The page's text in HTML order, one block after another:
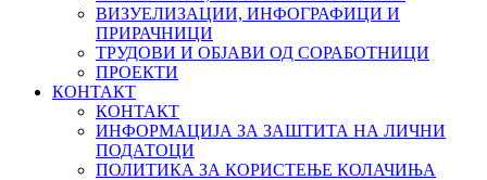
ВИЗУЕЛИЗАЦИИ, ИНФОГРАФИЦИ И
ПРИРАЧНИЦИ
ТРУДОВИ И ОБЈАВИ ОД СОРАБОТНИЦИ
ПРОЕКТИ
КОНТАКТ
КОНТАКТ
ИНФОРМАЦИЈА ЗА ЗАШТИТА НА ЛИЧНИ
ПОДАТОЦИ
ПОЛИТИКА ЗА КОРИСТЕЊЕ КОЛАЧИЊА